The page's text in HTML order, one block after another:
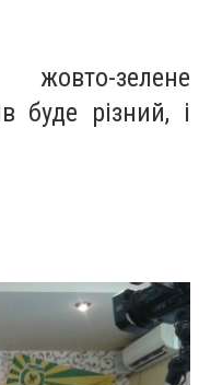
зелене
буде різний, і